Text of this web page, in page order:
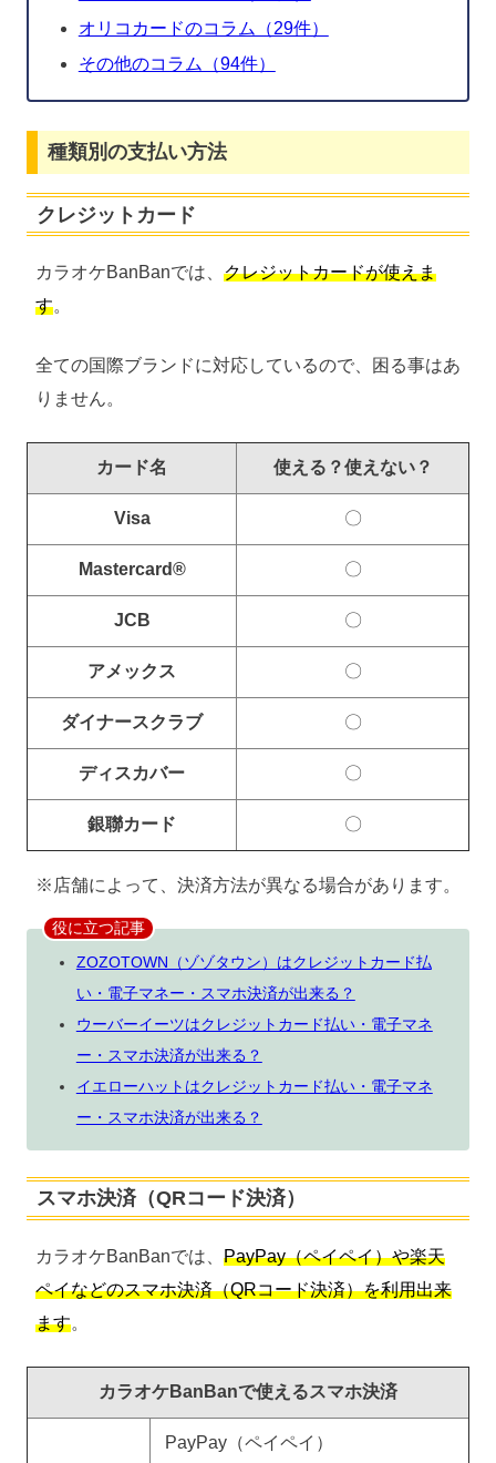
オリコカードのコラム（29件）
その他のコラム（94件）
種類別の支払い方法
クレジットカード
カラオケBanBanでは、 クレジットカードが使えま
す。
全ての国際ブランドに対応しているので、困る事はあ
りません。
カード名 使える？使えない？
Visa 〇
Mastercard® 〇
JCB 〇
アメックス 〇
ダイナースクラブ 〇
ディスカバー 〇
銀聯カード 〇
※店舗によって、決済方法が異なる場合があります。
役に立つ記事
ZOZOTOWN（ゾゾタウン）はクレジットカード払
い・電子マネー・スマホ決済が出来る？
ウーバーイーツはクレジットカード払い・電子マネ
ー・スマホ決済が出来る？
イエローハットはクレジットカード払い・電子マネ
ー・スマホ決済が出来る？
スマホ決済（QRコード決済）
カラオケBanBanでは、 PayPay（ペイペイ）や楽天
ペイなどのスマホ決済（QRコード決済）を利用出来
ます。
カラオケBanBanで使えるスマホ決済
PayPay（ペイペイ）